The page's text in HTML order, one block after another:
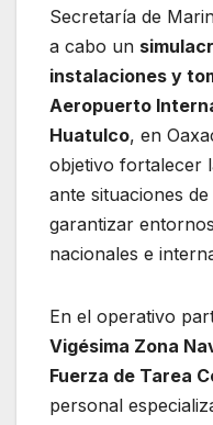
Secretaría de
a cabo un
instalaciones y
Aeropuerto
Huatulco, en
objetivo fortalecer
ante situaciones
garantizar
nacionales e
En el operativo
Vigésima Zona
Fuerza de Tarea
personal